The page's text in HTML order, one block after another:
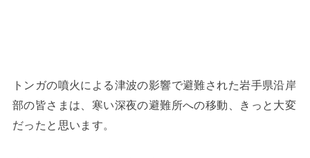
トンガの噴火による津波の影響で避難された岩手県沿岸
部の皆さまは、寒い深夜の避難所への移動、きっと大変
だったと思います。